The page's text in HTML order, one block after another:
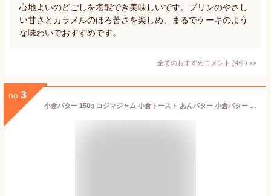
心地よいのどごしを堪能でき美味しいです。プリンのやさし
い甘さとカラメルのほろ苦さを楽しめ、まるでケーキのよう
な味わいでおすすめです。
全てのおすすめコメント (4件) >
no. 3
小倉バター 150g コジマジャム 小倉トースト あんバター 小倉バター ジャム スプレット あんこ 餡子バター あんスプレッド 朝食 トースト 北海道産小豆使用 あんバタートースト 名古屋名物 お土産 プレゼント ギフト 小瓶 おやつ スイーツ お中元 母の日 おしゃれ お歳暮